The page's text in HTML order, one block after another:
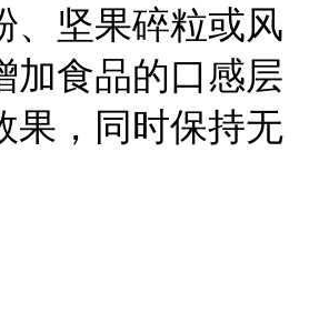
、坚果碎粒或风
加食品的口感层
果，同时保持无